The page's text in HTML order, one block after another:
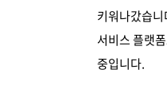
키워나갔습
서비스 플랫
중입니다.